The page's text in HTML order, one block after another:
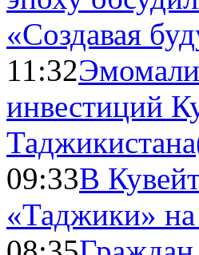
«Создавая
11:32
инвестиций
Таджикистана
09:33В
«Таджики» на